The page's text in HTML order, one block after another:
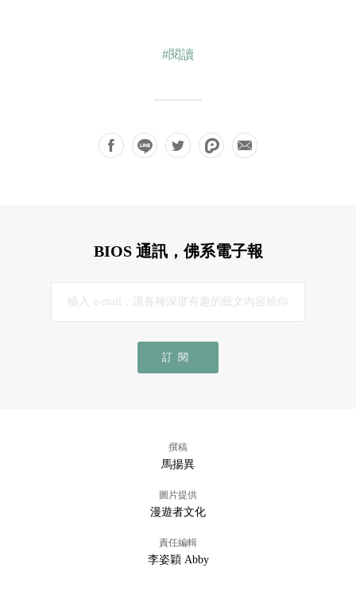
#閱讀
BIOS 通訊，佛系電子報
訂閱
撰稿
馬揚異
圖片提供
漫遊者文化
責任編輯
李姿穎 Abby